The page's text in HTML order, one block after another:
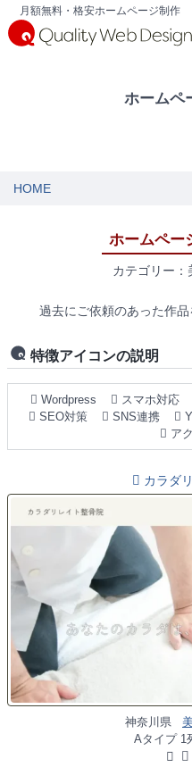
月額無料・格安ホームページ制作
ホームペ
HOME
ホームペー
カテゴリー：
過去にご依頼のあった作
特徴アイコンの説明
Wordpress スマホ対応
SEO対策
SNS連携
ア
カラダ
神奈川県
Aタイプ 1